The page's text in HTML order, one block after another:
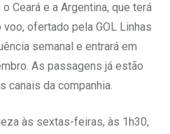
Ceará e a Argentina, que terá
ofertado pela GOL Linhas
semanal e entrará em
As passagens já estão
canais da companhia.
às sextas-feiras, às 1h30,